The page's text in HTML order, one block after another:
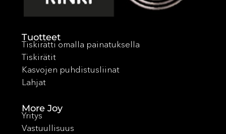
Tuotteet
Tiskirätti omalla painatuksella
Tiskirätit
Kasvojen puhdistusliinat
Lahjat
More Joy
Yritys
Vastuullisuus